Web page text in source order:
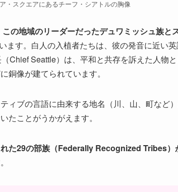
・スクエアにあるチーフ・シアトルの胸像
この地域のリーダーだったデュワミッシュ族と
ます。白人の入植者たちは、彼の発音に近い
Chief Seattle）は、平和と共存を訴えた人物
銅像が建てられています。
ィブの言語に由来する地名（川、山、町など
たことがうかがえます。
た29の部族（Federally Recognized Tribes）